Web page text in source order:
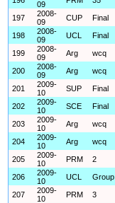
09
197
2008-
09
CUP Final
198
2008-
09
UCL Final
199
2008-
09
Arg wcq
200
2008-
09
Arg wcq
201
2009-
10
SUP Final
202
2009-
10
SCE Final
203
2009-
10
Arg wcq
204
2009-
10
Arg wcq
205
2009-
10
PRM 2
206
2009-
10
UCL Group
207
2009-
10
PRM 3